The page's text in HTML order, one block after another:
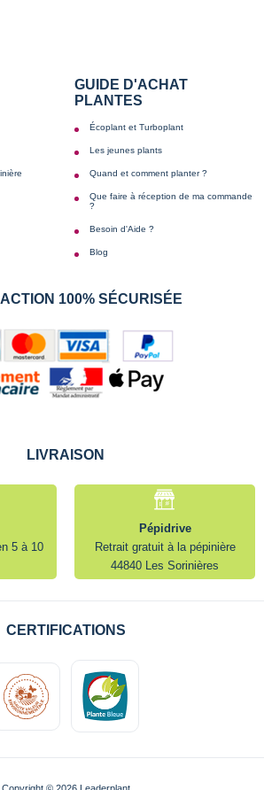
GUIDE D'ACHAT
PLANTES
Écoplant et Turboplant
Les jeunes plants
Quand et comment planter ?
Que faire à réception de ma commande
?
Besoin d'Aide ?
Blog
100% SÉCURISÉE
LIVRAISON
5 à 10
Pépidrive
Retrait gratuit à la pépinière
44840 Les Sorinières
CERTIFICATIONS